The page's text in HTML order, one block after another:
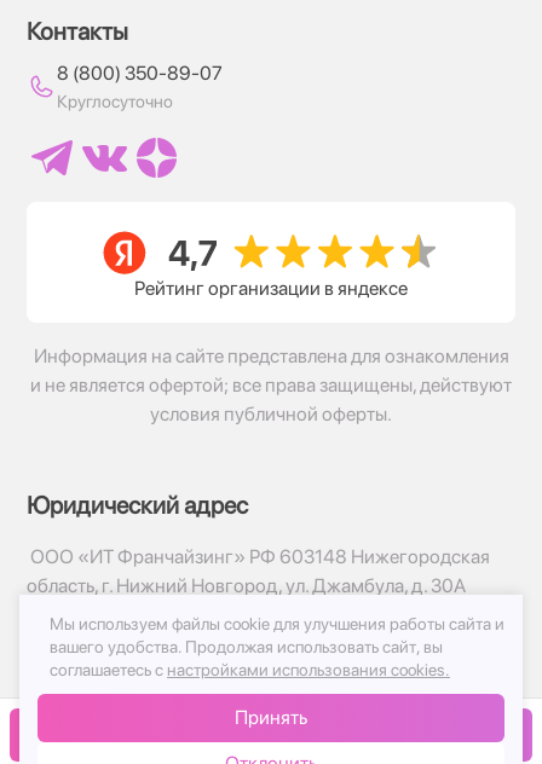
В корзину
Контакты
8 (800) 350-89-07
Круглосуточно
Рейтинг организации в яндексе
Информация на сайте представлена для ознакомления
и не является офертой; все права защищены, действуют
условия публичной оферты.
Юридический адрес
ООО «ИТ Франчайзинг» РФ 603148 Нижегородская
область, г. Нижний Новгород, ул. Джамбула, д. 30А
© 2017-2026г, База Цветов 24.ру
Политика конфиденциальности
Публичная оферта
Мы используем файлы cookie для улучшения работы сайта и
вашего удобства. Продолжая использовать сайт, вы
соглашаетесь с настройками использования cookies.
Принять